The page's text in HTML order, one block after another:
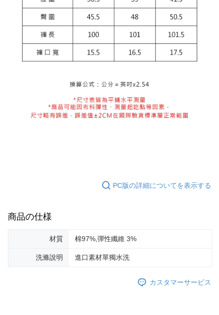
PC版の詳細についてを表示する
商品の仕様
材質 棉97%,彈性纖維 3%
洗滌說明 進口素材單獨水洗
カスタマーサービス